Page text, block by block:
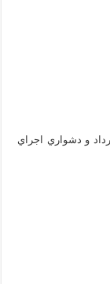
و دشواري اجراي